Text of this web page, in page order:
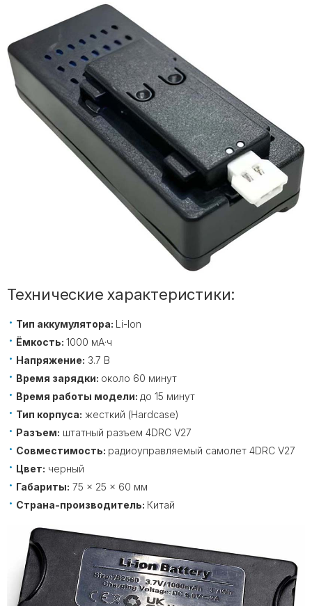
Технические характеристики:
Тип аккумулятора: Li-Ion
Ёмкость: 1000 мА·ч
Напряжение: 3.7 В
Время зарядки: около 60 минут
Время работы модели: до 15 минут
Тип корпуса: жесткий (Hardcase)
Разъем: штатный разъем 4DRC V27
Совместимость: радиоуправляемый самолет 4DRC V27
Цвет: черный
Габариты: 75 × 25 × 60 мм
Страна-производитель: Китай